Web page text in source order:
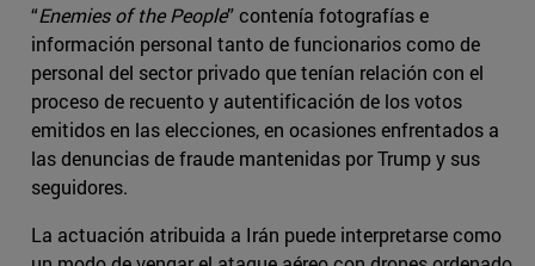
“Enemies of the People” contenía fotografías e
información personal tanto de funcionarios como de
personal del sector privado que tenían relación con el
proceso de recuento y autentificación de los votos
emitidos en las elecciones, en ocasiones enfrentados a
las denuncias de fraude mantenidas por Trump y sus
seguidores.
La actuación atribuida a Irán puede interpretarse como